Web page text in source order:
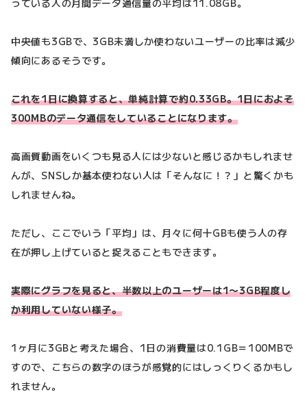
っている人の月間データ通信量の平均は11.08GB。
中央値も3GBで、3GB未満しか使わないユーザーの比率は減少
傾向にあるそうです。
これを1日に換算すると、単純計算で約0.33GB。1日におよそ
300MBのデータ通信をしていることになります。
高画質動画をいくつも見る人には少ないと感じるかもしれませ
んが、SNSしか基本使わない人は「そんなに！？」と驚くかも
しれませんね。
ただし、ここでいう「平均」は、月々に何十GBも使う人の存
在が押し上げていると捉えることもできます。
実際にグラフを見ると、半数以上のユーザーは1〜3GB程度し
か利用していない様子。
1ヶ月に3GBと考えた場合、1日の消費量は0.1GB＝100MBで
すので、こちらの数字のほうが感覚的にはしっくりくるかもし
れません。